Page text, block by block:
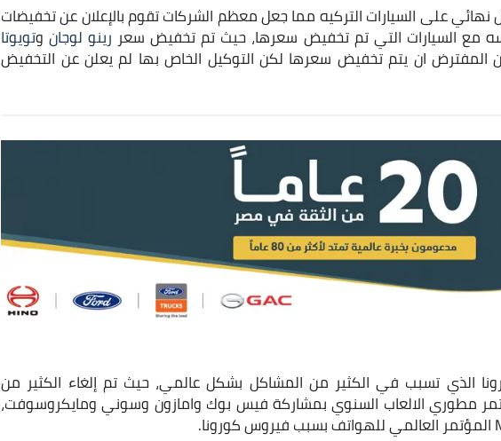
نهائي على السيارات التركيه مما جعل معظم الشركات تقوم بالإعلان عن تخفيضات
مع السيارات التي تم تخفيض سعرها، حيث تم تخفيض سعر رينو لوجانوتويوتا
ان يتم تخفيض سعرها لكن التوكيل الخاص بها لم يعلن عن التخفيض
الذي تسبب في الكثير من المشاكل بشكل عالمي، حيث تم إلغاء الكثير من
مطوري الالعاب السنوي بمشاركة فيس بوك وامازون وسوني ومايكروسوفت،